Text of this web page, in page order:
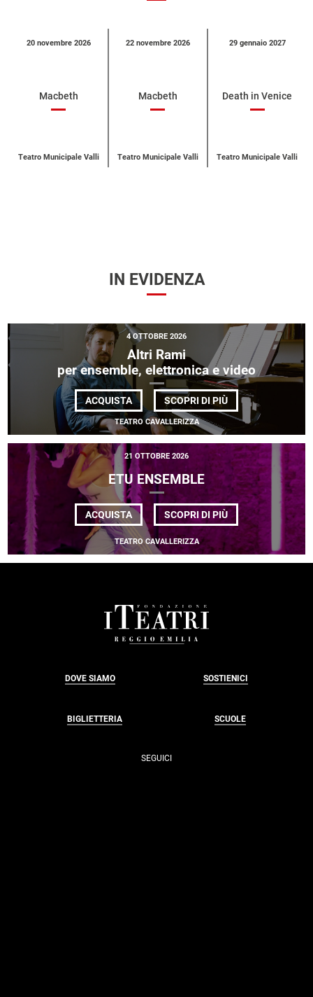
Calendario
categoria
20 novembre 2026
Macbeth
Teatro Municipale Valli
22 novembre 2026
Macbeth
Teatro Municipale Valli
29 gennaio 2027
Death in Venice
Teatro Municipale Valli
IN EVIDENZA
4 OTTOBRE 2026
Altri Rami
per ensemble, elettronica e video
ACQUISTA SCOPRI DI PIÙDI
ALTRI
RAMI
ENSEMBLE,
ELETTRONICA
E
VIDEO
TEATRO CAVALLERIZZA
21 OTTOBRE 2026
ETU ENSEMBLE
ACQUISTA SCOPRI DI PIÙDI
ETU
ENSEMBLE
TEATRO CAVALLERIZZA
DOVE SIAMO SOSTIENICI
BIGLIETTERIA SCUOLE
SEGUICI